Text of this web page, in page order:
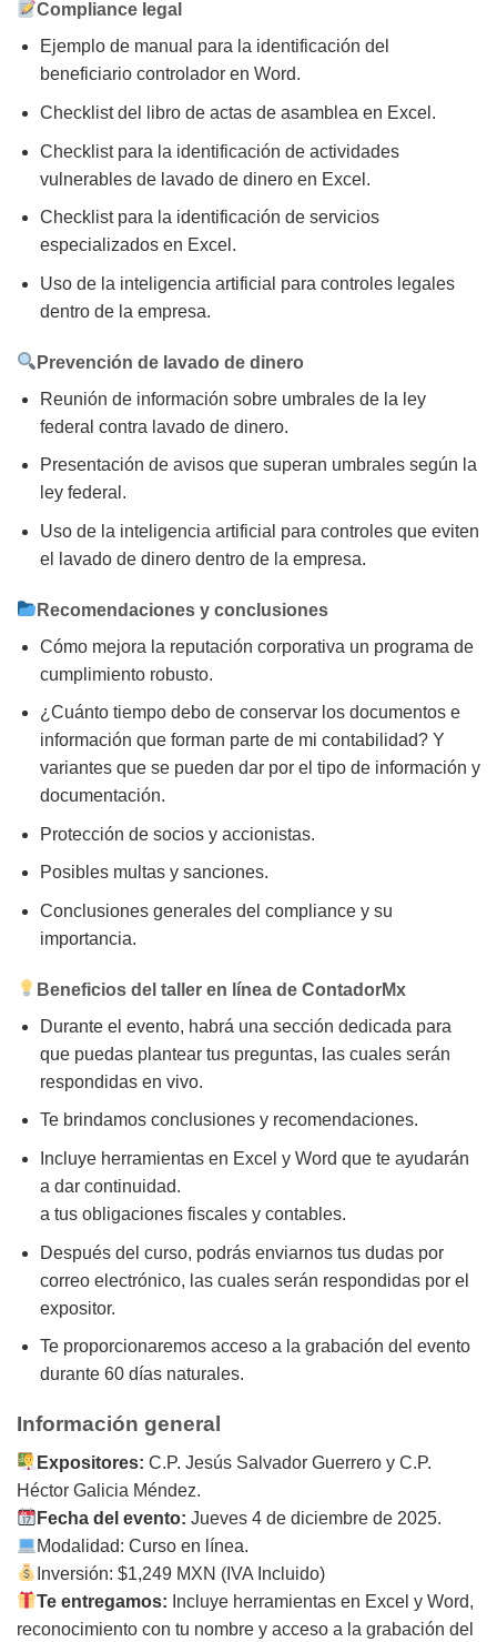
Compliance legal
Ejemplo de manual para la identificación del
beneficiario controlador en Word.
Checklist del libro de actas de asamblea en Excel.
Checklist para la identificación de actividades
vulnerables de lavado de dinero en Excel.
Checklist para la identificación de servicios
especializados en Excel.
Uso de la inteligencia artificial para controles legales
dentro de la empresa.
Prevención de lavado de dinero
Reunión de información sobre umbrales de la ley
federal contra lavado de dinero.
Presentación de avisos que superan umbrales según la
ley federal.
Uso de la inteligencia artificial para controles que eviten
el lavado de dinero dentro de la empresa.
Recomendaciones y conclusiones
Cómo mejora la reputación corporativa un programa de
cumplimiento robusto.
¿Cuánto tiempo debo de conservar los documentos e
información que forman parte de mi contabilidad? Y
variantes que se pueden dar por el tipo de información y
documentación.
Protección de socios y accionistas.
Posibles multas y sanciones.
Conclusiones generales del compliance y su
importancia.
Beneficios del taller en línea de ContadorMx
Durante el evento, habrá una sección dedicada para
que puedas plantear tus preguntas, las cuales serán
respondidas en vivo.
Te brindamos conclusiones y recomendaciones.
Incluye herramientas en Excel y Word que te ayudarán
a dar continuidad.
a tus obligaciones fiscales y contables.
Después del curso, podrás enviarnos tus dudas por
correo electrónico, las cuales serán respondidas por el
expositor.
Te proporcionaremos acceso a la grabación del evento
durante 60 días naturales.
Información general
Expositores:C.P. Jesús Salvador Guerrero y C.P.
Héctor Galicia Méndez.
Fecha del evento: Jueves 4 de diciembre de 2025.
Modalidad: Curso en línea.
Inversión: $1,249 MXN (IVA Incluido)
Te entregamos: Incluye herramientas en Excel y Word,
reconocimiento con tu nombre y acceso a la grabación del